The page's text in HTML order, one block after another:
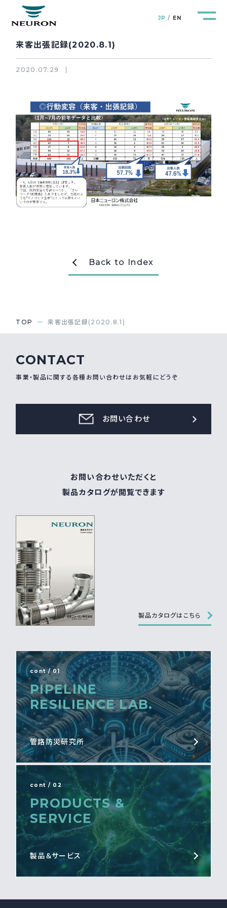
JP EN
企業情報 Company
製品＆サービス Products&Service
研究開発 R&D
webカタログ
来客出張記録(2020.8.1)
2020.07.29
Back to Index
TOP 来客出張記録(2020.8.1)
CONTACT
事業・製品に関する各種お問い合わせはお気軽にどうぞ
お問い合わせ
お問い合わせいただくと
製品カタログが閲覧できます
製品カタログはこちら
cont / 01
PIPELINE
RESILIENCE LAB.
管路防災研究所
cont / 02
PRODUCTS &
SERVICE
製品＆サービス